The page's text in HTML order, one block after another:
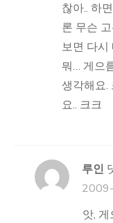
찮아.. 하
론 무슨
보면 다시
뭐… 게으
생각해요.
요.. 크크
루인
앗,